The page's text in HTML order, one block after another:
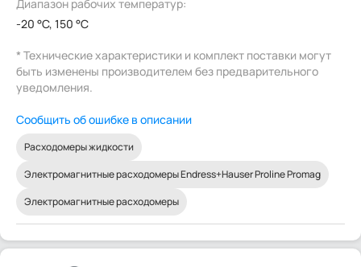
Диапазон рабочих температур:
-20 °C, 150 °C
* Технические характеристики и комплект поставки могут
быть изменены производителем без предварительного
уведомления.
Сообщить об ошибке в описании
Расходомеры жидкости
Электромагнитные расходомеры Endress+Hauser Proline Promag
Электромагнитные расходомеры